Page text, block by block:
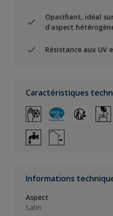
Opacifiant, idéal
d'aspect
Résistance aux
Caractéristiques
Informations
Aspect
Satin